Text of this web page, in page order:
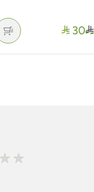
30